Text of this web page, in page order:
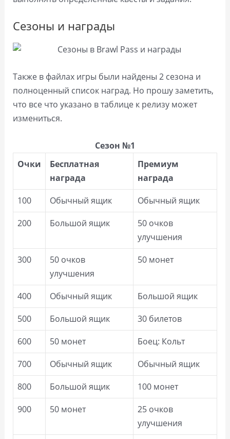
Сезоны и награды
Также в файлах игры были найдены 2 сезона и
полноценный список наград. Но прошу заметить,
что все что указано в таблице к релизу может
измениться.
Сезон №1
Очки
Бесплатная
награда
Премиум
награда
100
Обычный ящик
Обычный ящик
200
Большой ящик
50 очков
улучшения
300
50 очков
улучшения
50 монет
400 Обычный ящик
Большой ящик
500
Большой ящик
30 билетов
600
50 монет
Боец: Кольт
700
Обычный ящик
Обычный ящик
800
Большой ящик
100 монет
900
50 монет
25 очков
улучшения